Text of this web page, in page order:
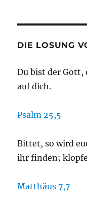
DIE LOSUNG
Du bist der
auf dich.
Psalm 25,5
Bittet, so wird
ihr finden;
Matthäus 7,7